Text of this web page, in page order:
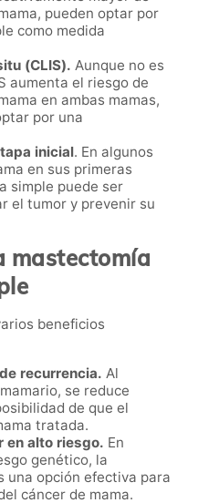
pueden optar por
como medida
(CLIS). Aunque no es
aumenta el riesgo de
en ambas mamas,
por una
inicial. En algunos
en sus primeras
simple puede ser
el tumor y prevenir su
mastectomía
beneficios
recurrencia. Al
se reduce
de que el
tratada.
en alto riesgo. En
genético, la
una opción efectiva para
cáncer de mama.